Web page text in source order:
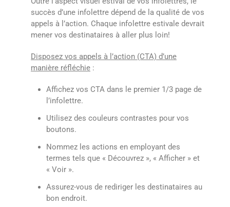
succès d’une infolettre dépend de la qualité de vos
appels à l’action. Chaque infolettre estivale devrait
mener vos destinataires à aller plus loin!
Disposez vos appels à l’action (CTA) d’une
manière réfléchie :
Affichez vos CTA dans le premier 1/3 page de
l’infolettre.
Utilisez des couleurs contrastes pour vos
boutons.
Nommez les actions en employant des
termes tels que « Découvrez », « Afficher » et
« Voir ».
Assurez-vous de rediriger les destinataires au
bon endroit.